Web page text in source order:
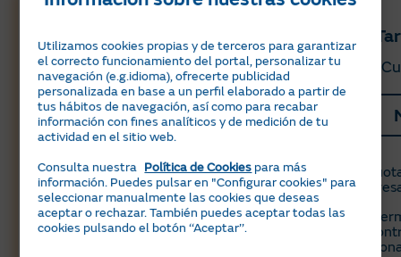
Tarifa Por Uso Gas
Estabilidad en el precio
Me interesa
Mismo precio todas las horas y
estable 12 meses. ​
Sin permanencia, sin necesidad
de contratar servicios
Tu
Sin
de
Utilizamos cookies propias y de terceros para garantizar
el correcto funcionamiento del portal, personalizar tu
navegación (e.g.idioma), ofrecerte publicidad
personalizada en base a un perfil elaborado a partir de
tus hábitos de navegación, así como para recabar
información con fines analíticos y de medición de tu
actividad en el sitio web.
Consulta nuestra Política de Cookies para más
información. Puedes pulsar en "Configurar cookies" para
seleccionar manualmente las cookies que deseas
aceptar o rechazar. También puedes aceptar todas las
cookies pulsando el botón ‘‘Aceptar’’.